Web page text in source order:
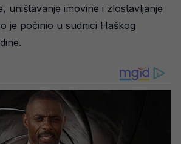
uništavanje imovine i zlostavljanje
je počinio u sudnici Haškog